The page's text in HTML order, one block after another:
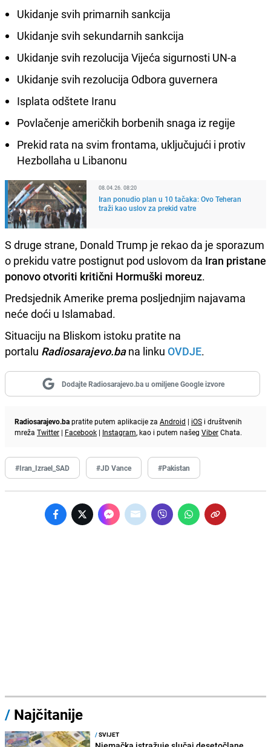
Ukidanje svih primarnih sankcija
Ukidanje svih sekundarnih sankcija
Ukidanje svih rezolucija Vijeća sigurnosti UN-a
Ukidanje svih rezolucija Odbora guvernera
Isplata odštete Iranu
Povlačenje američkih borbenih snaga iz regije
Prekid rata na svim frontama, uključujući i protiv
Hezbollaha u Libanonu
08.04.26. 08:20
Iran ponudio plan u 10 tačaka: Ovo Teheran
traži kao uslov za prekid vatre
S druge strane, Donald Trump je rekao da je sporazum
o prekidu vatre postignut pod uslovom da Iran pristane
ponovo otvoriti kritični Hormuški moreuz.
Predsjednik Amerike prema posljednjim najavama
neće doći u Islamabad.
Situaciju na Bliskom istoku pratite na
portalu Radiosarajevo.bana linku OVDJE.
Dodajte Radiosarajevo.ba u omiljene Google izvore
Radiosarajevo.bapratite putem aplikacije za Android | iOS i društvenih
mreža Twitter | Facebook | Instagram, kao i putem našeg ViberChata.
#Iran_Izrael_SAD #JD Vance #Pakistan
/ Najčitanije
/SVIJET